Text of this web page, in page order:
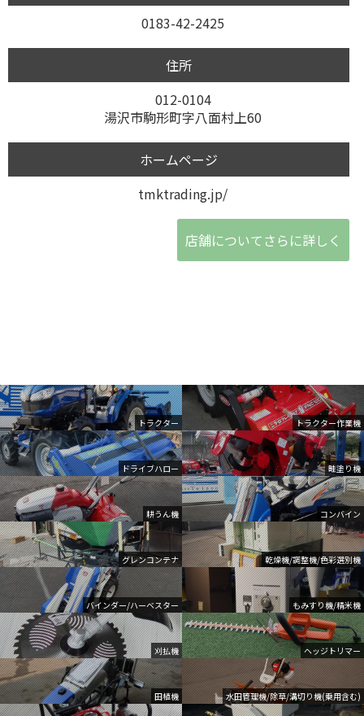
トラクター トラクター作業機
ドライブハロー 畦塗り機
耕うん機 コンバイン
グレンコンテナ 乾燥機/調整機/色彩選別機
バインダー/ハーベスター もみすり機/精米機
刈払機 ヘッジトリマー
田植機 水田管理機/除草/溝切り機(乗用含む)
0183-42-2425
住所
012-0104
湯沢市駒形町字八面村上60
ホームページ
tmktrading.jp/
店舗についてさらに詳しく